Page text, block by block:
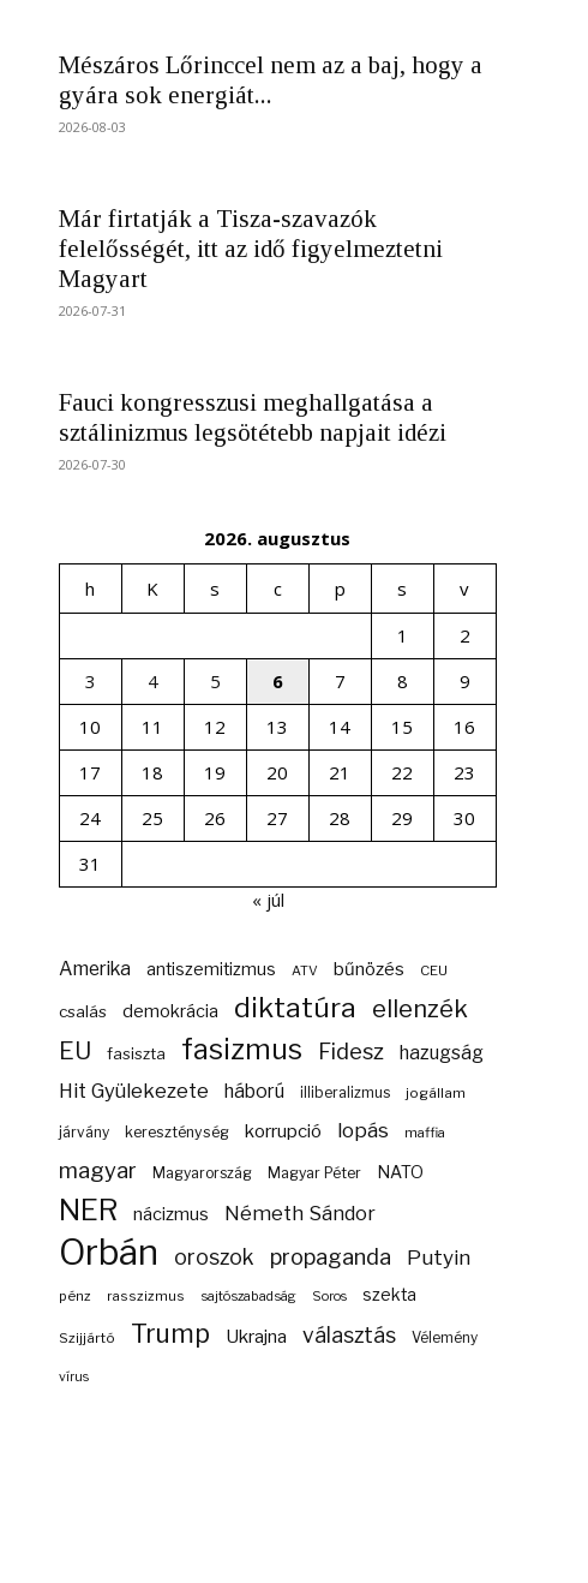
Mészáros Lőrinccel nem az a baj, hogy a
gyára sok energiát...
2026-08-03
Már firtatják a Tisza-szavazók
felelősségét, itt az idő figyelmeztetni
Magyart
2026-07-31
Fauci kongresszusi meghallgatása a
sztálinizmus legsötétebb napjait idézi
2026-07-30
2026. augusztus
h K s c p s
v
1
2
3
4 5 6 7 8
9
10
11 12 13 14 15
16
17
18 19 20 21 22
23
24
25 26 27 28 29
30
31
« júl
Amerika antiszemitizmus ATV bűnözés CEU
csalás demokrácia diktatúra ellenzék
EU fasiszta fasizmus Fidesz hazugság
Hit Gyülekezete háború illiberalizmus jogállam
járvány kereszténység korrupció lopás maffia
magyar Magyarország Magyar Péter NATO
NER nácizmus Németh Sándor
Orbán oroszok propaganda Putyin
pénz rasszizmus sajtószabadság Soros szekta
Szijjártó Trump Ukrajna választás Vélemény
vírus